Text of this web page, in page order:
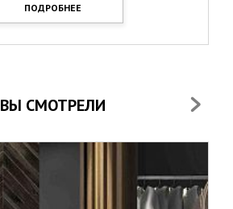
ПОДРОБНЕЕ
ВЫ СМОТРЕЛИ